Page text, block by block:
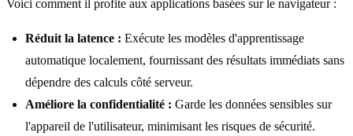
Voici comment il profite aux applications basées sur le navigateur :
Réduit la latence : Exécute les modèles d'apprentissage
automatique localement, fournissant des résultats immédiats sans
dépendre des calculs côté serveur.
Améliore la confidentialité : Garde les données sensibles sur
l'appareil de l'utilisateur, minimisant les risques de sécurité.